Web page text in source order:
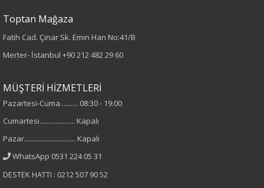
Kumaş
Yaka Tipi
V Yaka
Cinsiyet
Kadın
Toptan Mağaza
Fatih Cad. Çınar Sk. Emin Han No:41/B
Merter- İstanbul +90 212 482 29 60
MÜŞTERİ HİZMETLERİ
Pazartesi-Cuma.......... 08:30 - 19:00
Cumartesi.................... Kapalı
Pazar............................. Kapalı
WhatsApp 0531 224 05 31
DESTEK HATTI : 0212 507 90 52